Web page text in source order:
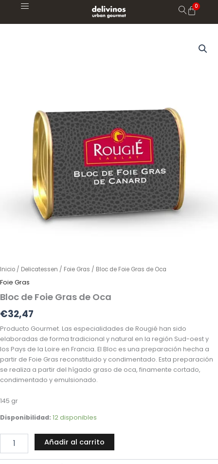
contenido
Inicio / Delicatessen / Foie Gras / Bloc de Foie Gras de Oca
Foie Gras
Bloc de Foie Gras de Oca
€32,47
Producto Gourmet. Las especialidades de Rougié han sido
elaboradas de forma tradicional y natural en la región Sud-oest y
los Pays de la Loire en Francia. El Bloc es una preparación hecha a
partir de Foie Gras reconstituido y condimentado. Esta preparación
se realiza a partir del hígado graso de oca, finamente cortado,
condimentado y emulsionado.
145 gr
Disponibilidad: 12 disponibles
Añadir al carrito